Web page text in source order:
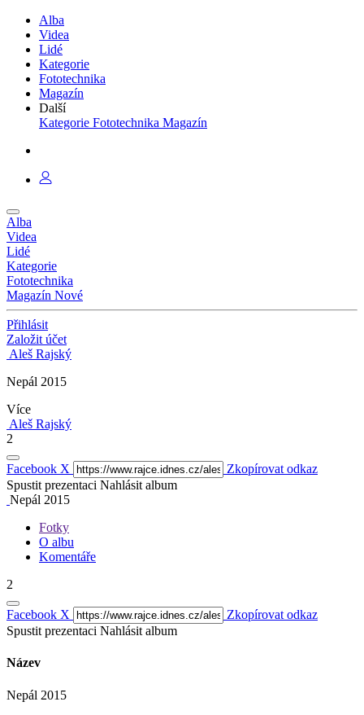
Alba
Videa
Lidé
Kategorie
Fototechnika
Magazín
Další
Kategorie Fototechnika Magazín
Alba
Videa
Lidé
Kategorie
Fototechnika
Magazín Nové
Přihlásit
Založit účet
Aleš Rajský
Nepál 2015
Více
Aleš Rajský
2
Facebook X
Zkopírovat odkaz
Spustit prezentaci Nahlásit album
Nepál 2015
Fotky
O albu
Komentáře
2
Facebook X
Zkopírovat odkaz
Spustit prezentaci Nahlásit album
Název
Nepál 2015